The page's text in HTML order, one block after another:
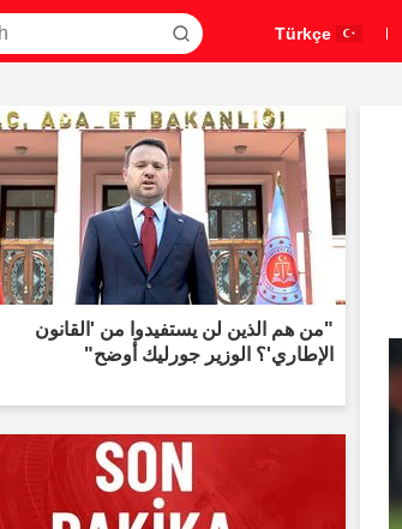
"من هم الذين لن يستفيدوا من 'القانون
الإطاري'؟ الوزير جورليك أوضح"